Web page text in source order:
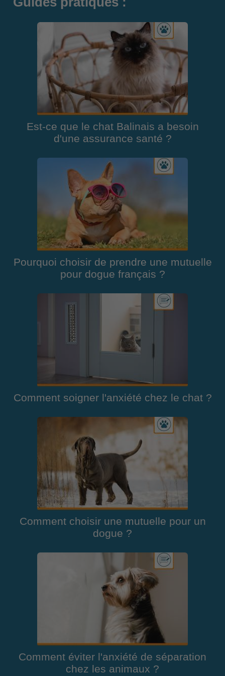
Est-ce que le chat Balinais a besoin
d'une assurance santé ?
Pourquoi choisir de prendre une mutuelle
pour dogue français ?
Comment soigner l'anxiété chez le chat ?
Comment choisir une mutuelle pour un
dogue ?
Comment éviter l'anxiété de séparation
chez les animaux ?